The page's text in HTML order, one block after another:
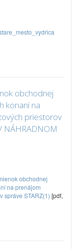
obchodnej
konaní na
priestorov
NÁHRADNOM
obchodnej
na prenájom
správe STARZ(1) [pdf,